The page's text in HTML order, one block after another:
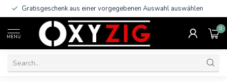
Gratisgeschenk aus einer vorgegebenen Auswahl auswählen
MENU
0